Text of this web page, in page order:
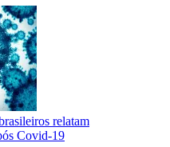
relatam
Covid-19